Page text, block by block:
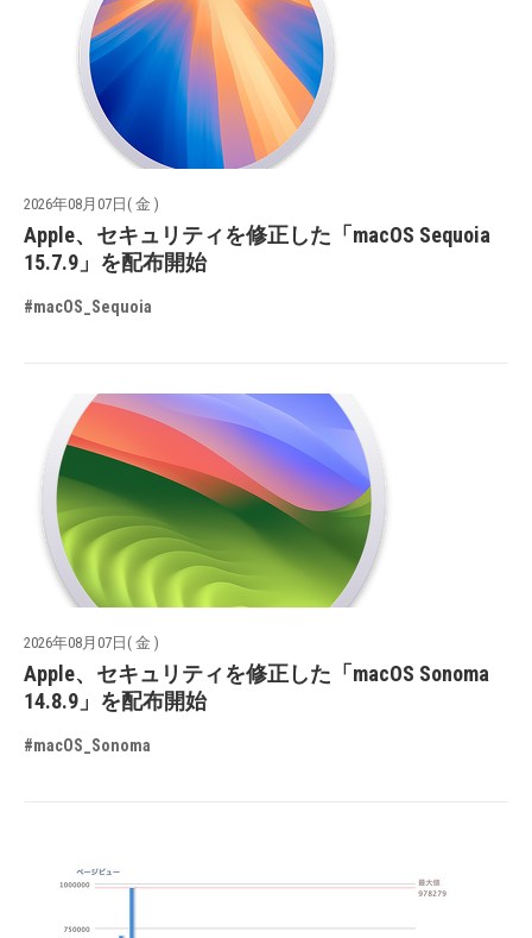
2026年08月07日( 金 )
Apple、セキュリティを修正した「macOS Sequoia
15.7.9」を配布開始
#macOS_Sequoia
2026年08月07日( 金 )
Apple、セキュリティを修正した「macOS Sonoma
14.8.9」を配布開始
#macOS_Sonoma